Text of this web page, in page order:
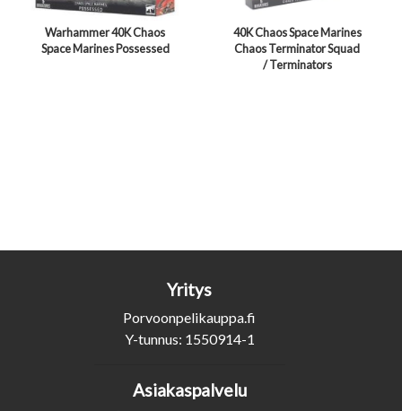
Warhammer 40K Chaos
Space Marines Possessed
40K Chaos Space Marines
Chaos Terminator Squad
/ Terminators
Yritys
Porvoonpelikauppa.fi
Y-tunnus: 1550914-1
Asiakaspalvelu